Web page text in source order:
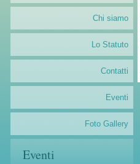
Chi siamo
Lo Statuto
Contatti
Eventi
Foto Gallery
Eventi